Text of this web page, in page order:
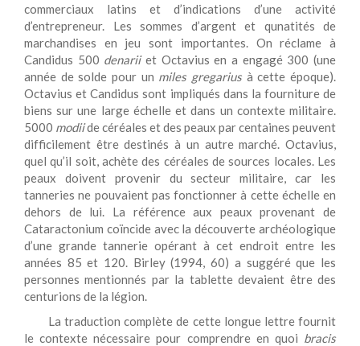
commerciaux latins et d’indications d’une activité
d’entrepreneur. Les sommes d’argent et qunatités de
marchandises en jeu sont importantes. On réclame à
Candidus 500 denariiet Octavius en a engagé 300 (une
année de solde pour un miles gregariusà cette époque).
Octavius et Candidus sont impliqués dans la fourniture de
biens sur une large échelle et dans un contexte militaire.
5000 modiide céréales et des peaux par centaines peuvent
difficilement être destinés à un autre marché. Octavius,
quel qu’il soit, achète des céréales de sources locales. Les
peaux doivent provenir du secteur militaire, car les
tanneries ne pouvaient pas fonctionner à cette échelle en
dehors de lui. La référence aux peaux provenant de
Cataractonium coïncide avec la découverte archéologique
d’une grande tannerie opérant à cet endroit entre les
années 85 et 120. Birley (1994, 60) a suggéré que les
personnes mentionnés par la tablette devaient être des
centurions de la légion.
La traduction complète de cette longue lettre fournit
le contexte nécessaire pour comprendre en quoi bracis